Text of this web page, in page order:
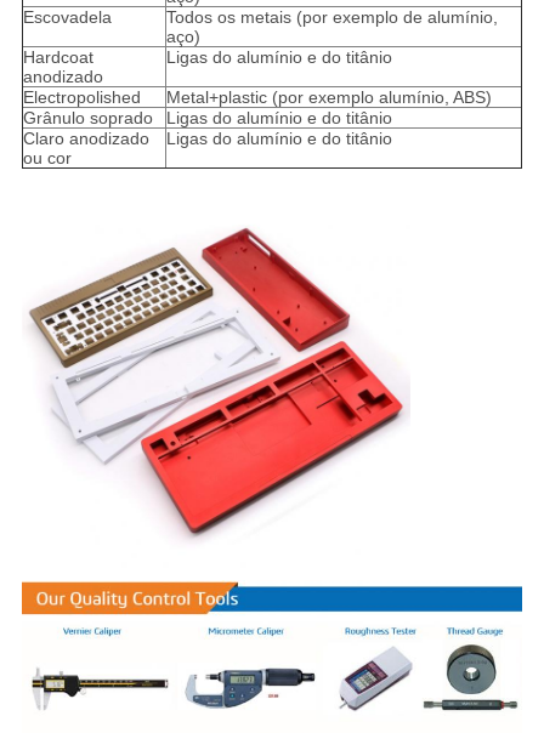
Escovadela
Todos os metais (por exemplo de alumínio,
aço)
Hardcoat
anodizado
Ligas do alumínio e do titânio
Electropolished
Metal+plastic (por exemplo alumínio, ABS)
Grânulo soprado
Ligas do alumínio e do titânio
Claro anodizado
ou cor
Ligas do alumínio e do titânio